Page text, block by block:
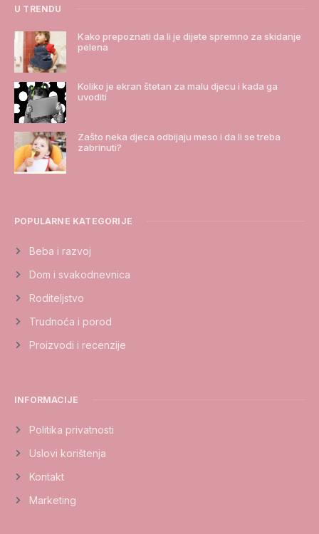
U TRENDU
Kako prepoznati da li je dijete spremno za skidanje
pelena
Koliko je ekran štetan za malu djecu i kada ga
uvoditi
Zašto neka djeca odbijaju meso i da li se treba
zabrinuti?
POPULARNE KATEGORIJE
Beba i razvoj
Dom i svakodnevnica
Roditeljstvo
Trudnoća i porod
Proizvodi i recenzije
INFORMACIJE
Politika privatnosti
Uslovi korištenja
Kontakt
Marketing